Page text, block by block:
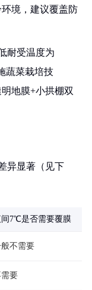
境，建议覆盖防
耐受温度为
蔬菜栽培技
地膜+小拱棚双
异显著（见下
间7℃是否需要覆膜
不需要
要